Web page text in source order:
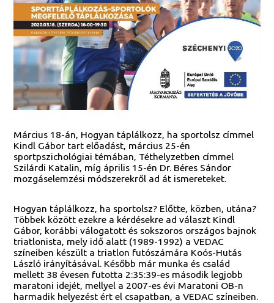
Március 18-án, Hogyan táplálkozz, ha sportolsz címmel
Kindl Gábor tart előadást, március 25-én
sportpszichológiai témában, Téthelyzetben címmel
Szilárdi Katalin, míg április 15-én Dr. Béres Sándor
mozgáselemzési módszerekről ad át ismereteket.
Hogyan táplálkozz, ha sportolsz? Előtte, közben, utána?
Többek között ezekre a kérdésekre ad választ Kindl
Gábor, korábbi válogatott és sokszoros országos bajnok
triatlonista, mely idő alatt (1989-1992) a VEDAC
színeiben készült a triatlon futószámára Koós-Hutás
László irányításával. Később már munka és család
mellett 38 évesen futotta 2:35:39-es második legjobb
maratoni idejét, mellyel a 2007-es évi Maratoni OB-n
harmadik helyezést ért el csapatban, a VEDAC színeiben.